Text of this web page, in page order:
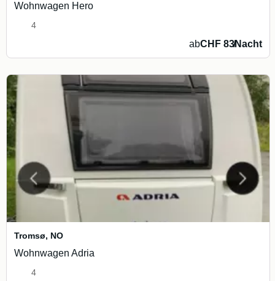
Wohnwagen Hero
4
abCHF 83/Nacht
Tromsø, NO
Wohnwagen Adria
4